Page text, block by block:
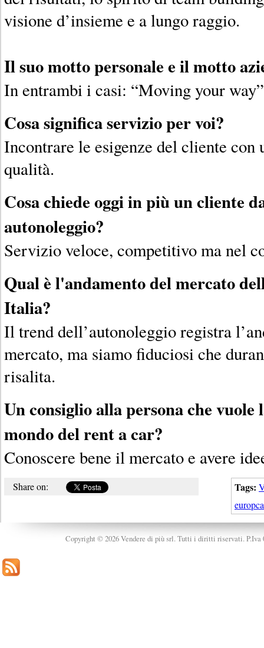
visione d’insieme e a lungo raggio.
Il suo motto personale e il motto
In entrambi i casi: “Moving your
Cosa significa servizio per voi?
Incontrare le esigenze del cliente con
qualità.
Cosa chiede oggi in più un cliente
autonoleggio?
Servizio veloce, competitivo ma nel
Qual è l'andamento del mercato
Italia?
Il trend dell’autonoleggio registra
mercato, ma siamo fiduciosi che
risalita.
Un consiglio alla persona che vuole
mondo del rent a car?
Conoscere bene il mercato e avere
Tags:
Share on:
Copyright © 2026 Vendere di più srl. Tutti i diritti riservati. P.Iva